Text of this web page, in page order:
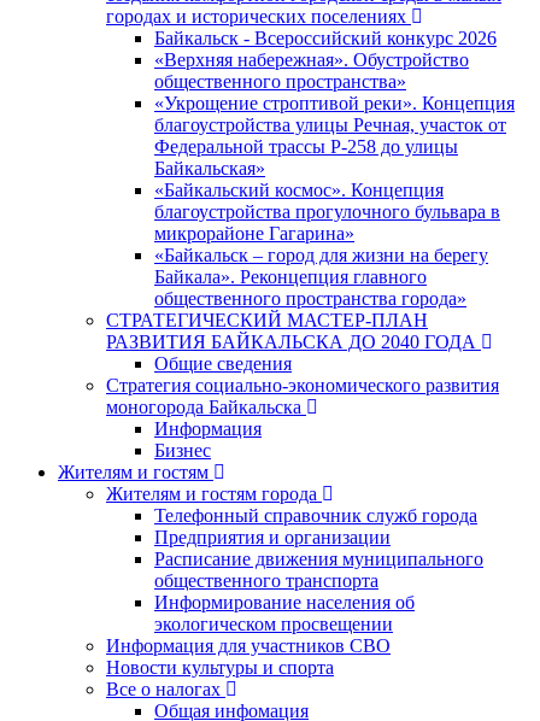
городах и исторических поселениях
Байкальск - Всероссийский конкурс 2026
«Верхняя набережная». Обустройство
общественного пространства»
«Укрощение строптивой реки». Концепция
благоустройства улицы Речная, участок от
Федеральной трассы Р-258 до улицы
Байкальская»
«Байкальский космос». Концепция
благоустройства прогулочного бульвара в
микрорайоне Гагарина»
«Байкальск – город для жизни на берегу
Байкала». Реконцепция главного
общественного пространства города»
СТРАТЕГИЧЕСКИЙ МАСТЕР-ПЛАН
РАЗВИТИЯ БАЙКАЛЬСКА ДО 2040 ГОДА
Общие сведения
Стратегия социально-экономического развития
моногорода Байкальска
Информация
Бизнес
Жителям и гостям
Жителям и гостям города
Телефонный справочник служб города
Предприятия и организации
Расписание движения муниципального
общественного транспорта
Информирование населения об
экологическом просвещении
Информация для участников СВО
Новости культуры и спорта
Все о налогах
Общая инфомация